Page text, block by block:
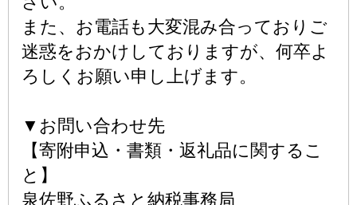
また、お電話も大変混み合っておりご
迷惑をおかけしておりますが、何卒よ
ろしくお願い申し上げます。
▼お問い合わせ先
【寄附申込・書類・返礼品に関するこ
と】
泉佐野ふるさと納税事務局